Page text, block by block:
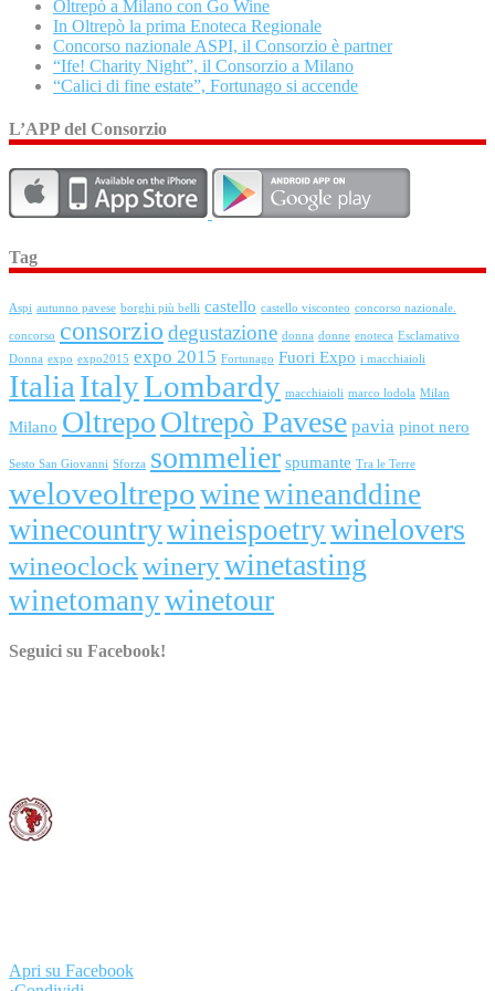
Oltrepò a Milano con Go Wine
In Oltrepò la prima Enoteca Regionale
Concorso nazionale ASPI, il Consorzio è partner
“Ife! Charity Night”, il Consorzio a Milano
“Calici di fine estate”, Fortunago si accende
L’APP del Consorzio
Tag
Aspi autunno pavese borghi più belli castello castello visconteo concorso nazionale.
concorso consorzio degustazione donna donne enoteca Esclamativo
Donna expo expo2015 expo 2015 Fortunago Fuori Expo i macchiaioli
Italia ItalyLombardy macchiaioli marco lodola Milan
Milano OltrepoOltrepò Pavese pavia pinot nero
Sesto San Giovanni Sforza sommelier spumante Tra le Terre
weloveoltrepowinewineanddine
winecountrywineispoetrywinelovers
wineoclockwinerywinetasting
winetomanywinetour
Seguici su Facebook!
Apri su Facebook